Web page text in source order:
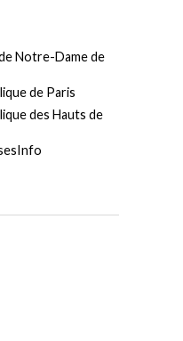
Notre-Dame de
de Paris
des Hauts de